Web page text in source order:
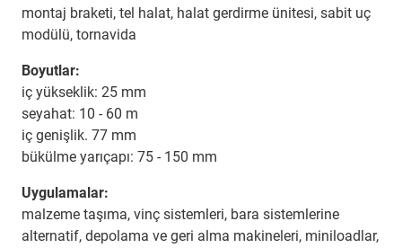
montaj braketi, tel halat, halat gerdirme ünitesi, sabit uç
modülü, tornavida
Boyutlar:
iç yükseklik: 25 mm
seyahat: 10 - 60 m
iç genişlik. 77 mm
bükülme yarıçapı: 75 - 150 mm
Uygulamalar:
malzeme taşıma, vinç sistemleri, bara sistemlerine
alternatif, depolama ve geri alma makineleri, miniloadlar,